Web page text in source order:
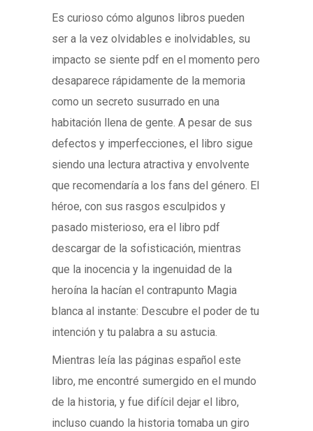
Es curioso cómo algunos libros pueden
ser a la vez olvidables e inolvidables, su
impacto se siente pdf en el momento pero
desaparece rápidamente de la memoria
como un secreto susurrado en una
habitación llena de gente. A pesar de sus
defectos y imperfecciones, el libro sigue
siendo una lectura atractiva y envolvente
que recomendaría a los fans del género. El
héroe, con sus rasgos esculpidos y
pasado misterioso, era el libro pdf
descargar de la sofisticación, mientras
que la inocencia y la ingenuidad de la
heroína la hacían el contrapunto Magia
blanca al instante: Descubre el poder de tu
intención y tu palabra a su astucia.
Mientras leía las páginas español este
libro, me encontré sumergido en el mundo
de la historia, y fue difícil dejar el libro,
incluso cuando la historia tomaba un giro